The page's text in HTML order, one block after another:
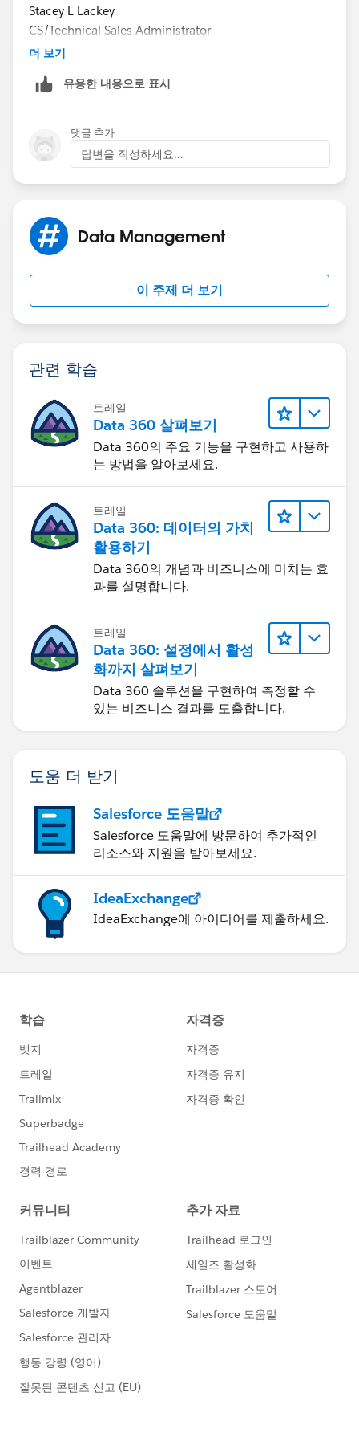
Stacey L Lackey
CS/Technical Sales Administrator
[cid:
Tulsa,OK 74131
Direct: 918.551.5626
Email:
Stacey.Lackey@sagebrushpl.comwww.sagebrushpl.co
[cid:
image002.jpg@01D71FD6.5537C660
LOGO]
더 보기
유용한 내용으로 표시
댓글 추가
답변을 작성하세요...
Data Management
이 주제 더 보기
관련 학습
트레일
Data 360 살펴보기
Data 360의 주요 기능을 구현하고 사용하
는 방법을 알아보세요.
트레일
Data 360: 데이터의 가치
활용하기
Data 360의 개념과 비즈니스에 미치는 효
과를 설명합니다.
트레일
Data 360: 설정에서 활성
화까지 살펴보기
Data 360 솔루션을 구현하여 측정할 수
있는 비즈니스 결과를 도출합니다.
도움 더 받기
Salesforce 도움말
Salesforce 도움말에 방문하여 추가적인
리소스와 지원을 받아보세요.
IdeaExchange
IdeaExchange에 아이디어를 제출하세요.